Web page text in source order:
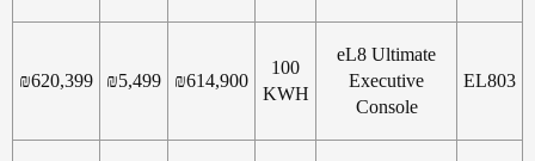
EL803
eL8 Ultimate
Executive
Console
100
KWH
₪614,900
₪5,499
₪620,399